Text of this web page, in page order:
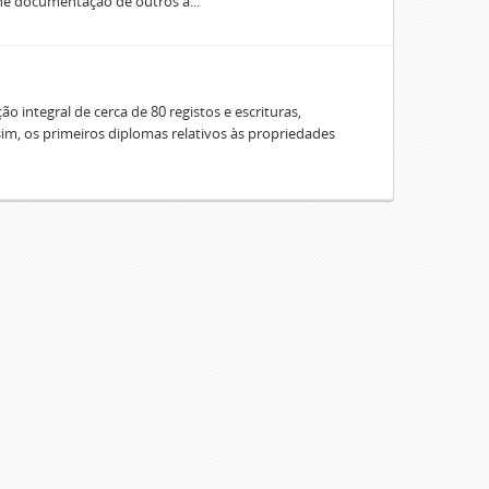
integral de cerca de 80 registos e escrituras,
os primeiros diplomas relativos às propriedades